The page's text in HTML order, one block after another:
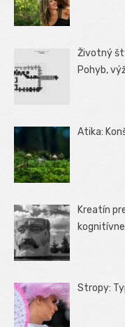
Životný
Pohyb,
Atika:
Kreatín
Stropy: